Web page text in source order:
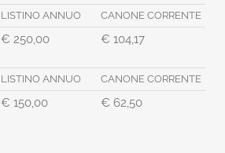
LISTINO ANNUO CANONE CORRENTE
€ 250,00 € 104,17
LISTINO ANNUO CANONE CORRENTE
€ 150,00 € 62,50